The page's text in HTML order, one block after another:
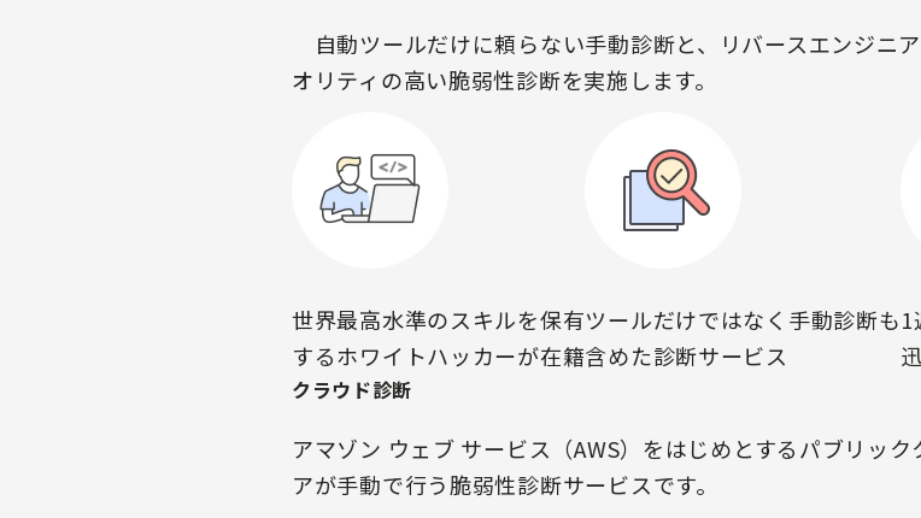
自動ツールだけに頼らない手動診断と、リバースエンジニ
オリティの高い脆弱性診断を実施します。
世界最高水準のスキルを保有
するホワイトハッカーが在籍
ツールだけではなく手動診断も
含めた診断サービス
1
クラウド診断
アマゾン ウェブ サービス（AWS）をはじめとするパブリッ
アが手動で行う脆弱性診断サービスです。